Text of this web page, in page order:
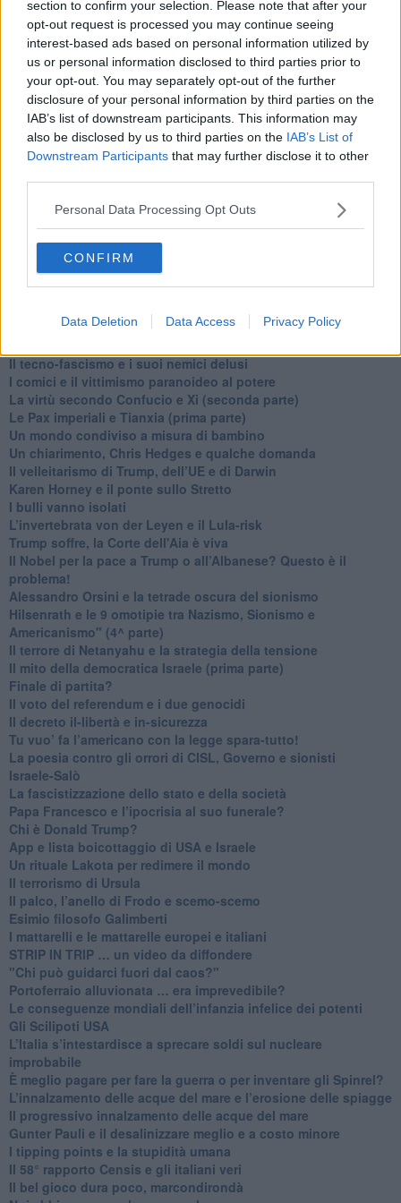
section to confirm your selection. Please note that after your
opt-out request is processed you may continue seeing
interest-based ads based on personal information utilized by
us or personal information disclosed to third parties prior to
your opt-out. You may separately opt-out of the further
disclosure of your personal information by third parties on the
IAB’s list of downstream participants. This information may
also be disclosed by us to third parties on the IAB’s List of
Downstream Participants that may further disclose it to other
Personal Data Processing Opt Outs
CONFIRM
Data Deletion Data Access Privacy Policy
​I vestiti nuovi degli imperatori baltici
​Pupazzi!
​Il Wild West di Trump
​La depressione infantile di Roger Waters e la propaganda di
guerra"
​La disinformazione climatica veicolata dai media
Senza una Retta Visione l’Uomo è un automa
​La propaganda bellica nostrana vs l’hasbarà dei sionisti
​La cleptocrazia e lo studio sociologico della propaganda di
guerra
​Uccidere per gioco: il cacciatore e chi vuole armarsi
​La Cop 30 di Belem giorno per giorno
La Cop 30, i crimini e i misfatti verso la vita sulla terra
​Cop 30, uragani e riconversione delle spese militari
La responsabilità storica della morte sulla terra
dell’ignoranza
​Il tecno-fascismo e i suoi nemici delusi
​I comici e il vittimismo paranoideo al potere
​La virtù secondo Confucio e Xi (seconda parte)
Le Pax imperiali e Tianxia (prima parte)
Un mondo condiviso a misura di bambino
​Un chiarimento, Chris Hedges e qualche domanda
Il velleitarismo di Trump, dell’UE e di Darwin
​Karen Horney e il ponte sullo Stretto
​I bulli vanno isolati
L’invertebrata von der Leyen e il Lula-risk
Trump soffre, la Corte dell'Aia è viva
​Il Nobel per la pace a Trump o all’Albanese? Questo è il
problema!
​Alessandro Orsini e la tetrade oscura del sionismo
​Hilsenrath e le 9 omotipie tra Nazismo, Sionismo e
Americanismo" (4^ parte)
​Il terrore di Netanyahu e la strategia della tensione
Il mito della democratica Israele (prima parte)
​Finale di partita?
​Il voto del referendum e i due genocidi
Il decreto il-libertà e in-sicurezza
Tu vuo’ fa l’americano con la legge spara-tutto!
La poesia contro gli orrori di CISL, Governo e sionisti
Israele-Salò
​La fascistizzazione dello stato e della società
Papa Francesco e l’ipocrisia al suo funerale?
​Chi è Donald Trump?
App e lista boicottaggio di USA e Israele
​Un rituale Lakota per redimere il mondo
Il terrorismo di Ursula
​Il palco, l’anello di Frodo e scemo-scemo
Esimio filosofo Galimberti
​I mattarelli e le mattarelle europei e italiani
​STRIP IN TRIP … un video da diffondere
"Chi può guidarci fuori dal caos?"
​Portoferraio alluvionata … era imprevedibile?
Le conseguenze mondiali dell’infanzia infelice dei potenti
​Gli Scilipoti USA
L’Italia s’intestardisce a sprecare soldi sul nucleare
improbabile
È meglio pagare per fare la guerra o per inventare gli Spinrel?
​L’innalzamento delle acque del mare e l’erosione delle spiagge
​Il progressivo innalzamento delle acque del mare
​Gunter Pauli e il desalinizzare meglio e a costo minore
I tipping points e la stupidità umana
​Il 58° rapporto Censis e gli italiani veri
​Il bel gioco dura poco, marcondirondà